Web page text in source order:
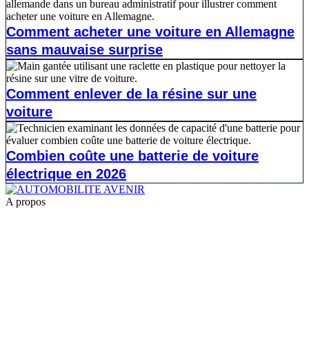
Comment acheter une voiture en Allemagne
sans mauvaise surprise
Comment enlever de la résine sur une
voiture
Combien coûte une batterie de voiture
électrique en 2026
A propos